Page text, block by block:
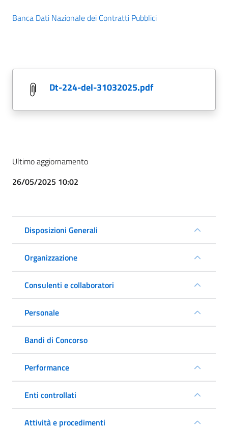
Banca Dati Nazionale dei Contratti Pubblici
dt-224-del-31032025.pdf
Ultimo aggiornamento
26/05/2025 10:02
Disposizioni Generali
Organizzazione
Consulenti e collaboratori
Personale
Bandi di Concorso
Performance
Enti controllati
Attività e procedimenti